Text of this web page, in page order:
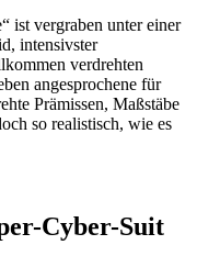
ist vergraben unter einer
intensivster
verdrehten
angesprochene für
Prämissen, Maßstäbe
so realistisch, wie es
Cyber-Suit